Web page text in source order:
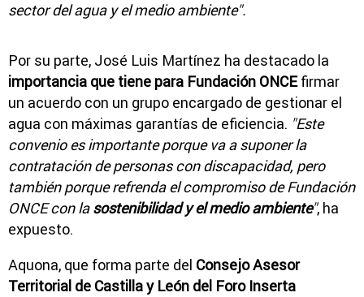
sector del agua y el medio ambiente".
Por su parte, José Luis Martínez ha destacado la
importancia que tiene para Fundación ONCEfirmar
un acuerdo con un grupo encargado de gestionar el
agua con máximas garantías de eficiencia. "Este
convenio es importante porque va a suponer la
contratación de personas con discapacidad, pero
también porque refrenda el compromiso de Fundación
ONCE con lasostenibilidad y el medio ambiente", ha
expuesto.
Aquona, que forma parte del Consejo Asesor
Territorial de Castilla y León del Foro Inserta